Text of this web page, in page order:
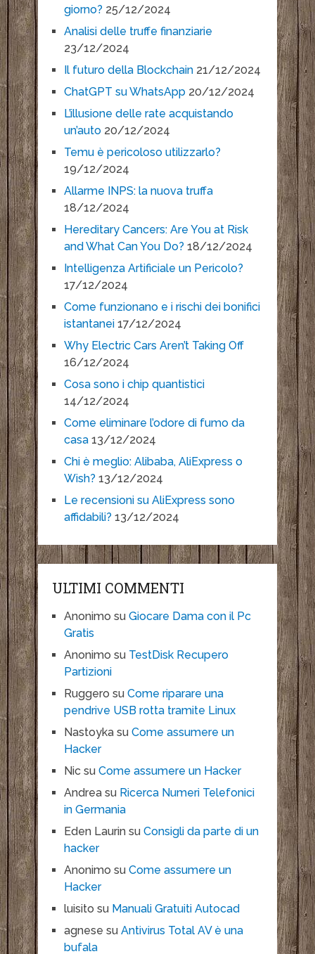
giorno? 25/12/2024
Analisi delle truffe finanziarie
23/12/2024
Il futuro della Blockchain 21/12/2024
ChatGPT su WhatsApp 20/12/2024
L’illusione delle rate acquistando
un’auto 20/12/2024
Temu è pericoloso utilizzarlo?
19/12/2024
Allarme INPS: la nuova truffa
18/12/2024
Hereditary Cancers: Are You at Risk
and What Can You Do? 18/12/2024
Intelligenza Artificiale un Pericolo?
17/12/2024
Come funzionano e i rischi dei bonifici
istantanei 17/12/2024
Why Electric Cars Aren’t Taking Off
16/12/2024
Cosa sono i chip quantistici
14/12/2024
Come eliminare l’odore di fumo da
casa 13/12/2024
Chi è meglio: Alibaba, AliExpress o
Wish? 13/12/2024
Le recensioni su AliExpress sono
affidabili? 13/12/2024
ULTIMI COMMENTI
Anonimo su Giocare Dama con il Pc
Gratis
Anonimo su TestDisk Recupero
Partizioni
Ruggero su Come riparare una
pendrive USB rotta tramite Linux
Nastoykasu Come assumere un
Hacker
Nicsu Come assumere un Hacker
Andreasu Ricerca Numeri Telefonici
in Germania
Eden Laurinsu Consigli da parte di un
hacker
Anonimo su Come assumere un
Hacker
luisito su Manuali Gratuiti Autocad
agnese su Antivirus Total AV è una
bufala